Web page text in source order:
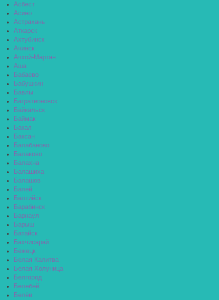
Асбест
Асино
Астрахань
Аткарск
Ахтубинск
Ачинск
Ачхой-Мартан
Аша
Бабаево
Бабушкин
Бавлы
Багратионовск
Байкальск
Баймак
Бакал
Баксан
Балабаново
Балаково
Балахна
Балашиха
Балашов
Балей
Балтийск
Барабинск
Барнаул
Барыш
Батайск
Бахчисарай
Бежецк
Белая Калитва
Белая Холуница
Белгород
Белебей
Белёв